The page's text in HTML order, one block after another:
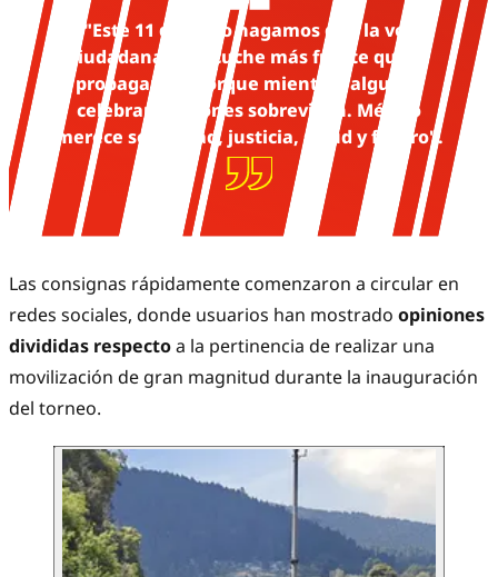
"Este 11 de junio hagamos que la voz
ciudadana se escuche más fuerte que la
propaganda. Porque mientras algunos
celebran, millones sobreviven. México
merece seguridad, justicia, salud y futuro".
Las consignas rápidamente comenzaron a circular en
redes sociales, donde usuarios han mostrado opiniones
divididas respectoa la pertinencia de realizar una
movilización de gran magnitud durante la inauguración
del torneo.